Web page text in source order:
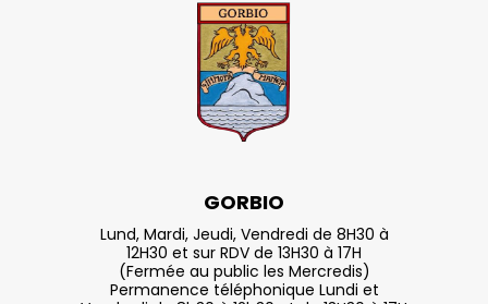
GORBIO
Lund, Mardi, Jeudi, Vendredi de 8H30 à
12H30 et sur RDV de 13H30 à 17H
(Fermée au public les Mercredis)
Permanence téléphonique Lundi et